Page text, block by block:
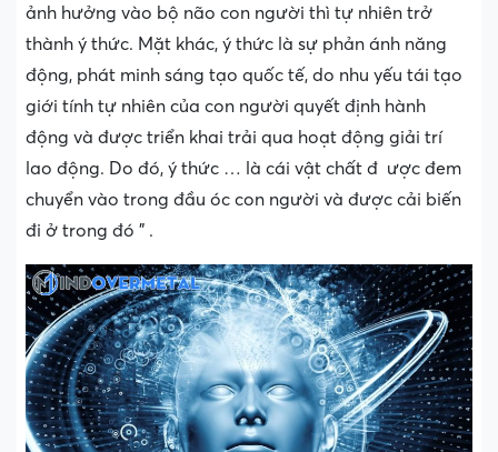
ảnh hưởng vào bộ não con người thì tự nhiên trở
thành ý thức. Mặt khác, ý thức là sự phản ánh năng
động, phát minh sáng tạo quốc tế, do nhu yếu tái tạo
giới tính tự nhiên của con người quyết định hành
động và được triển khai trải qua hoạt động giải trí
lao động. Do đó, ý thức … là cái vật chất đ ­ ược đem
chuyển vào trong đầu óc con người và được cải biến
đi ở trong đó ” .